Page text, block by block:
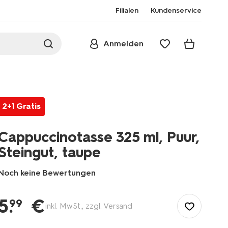
Filialen Kundenservice
Anmelden
2+1 Gratis
325 ml, Puur,
taupe
keine Bewertungen
kaffee-
.
99 €inkl. MwSt., zzgl. Versand